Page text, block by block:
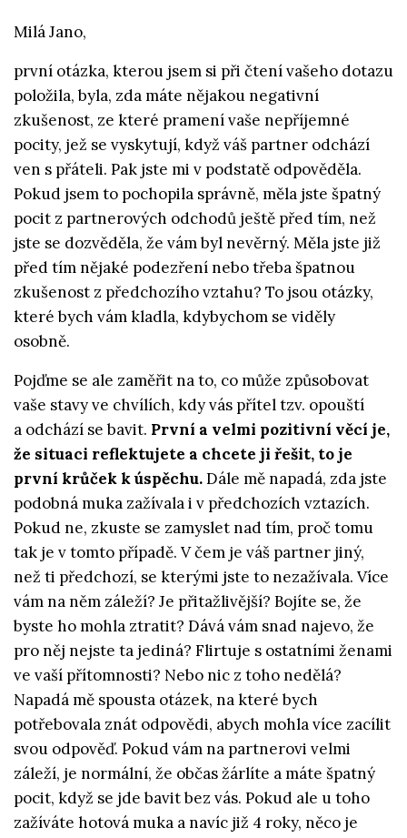
Milá Jano,
první otázka, kterou jsem si při čtení vašeho dotazu
položila, byla, zda máte nějakou negativní
zkušenost, ze které pramení vaše nepříjemné
pocity, jež se vyskytují, když váš partner odchází
ven s přáteli. Pak jste mi v podstatě odpověděla.
Pokud jsem to pochopila správně, měla jste špatný
pocit z partnerových odchodů ještě před tím, než
jste se dozvěděla, že vám byl nevěrný. Měla jste již
před tím nějaké podezření nebo třeba špatnou
zkušenost z předchozího vztahu? To jsou otázky,
které bych vám kladla, kdybychom se viděly
osobně.
Pojďme se ale zaměřit na to, co může způsobovat
vaše stavy ve chvílích, kdy vás přítel tzv. opouští
a odchází se bavit. První a velmi pozitivní věcí je,
že situaci reflektujete a chcete ji řešit, to je
první krůček k úspěchu.Dále mě napadá, zda jste
podobná muka zažívala i v předchozích vztazích.
Pokud ne, zkuste se zamyslet nad tím, proč tomu
tak je v tomto případě. V čem je váš partner jiný,
než ti předchozí, se kterými jste to nezažívala. Více
vám na něm záleží? Je přitažlivější? Bojíte se, že
byste ho mohla ztratit? Dává vám snad najevo, že
pro něj nejste ta jediná? Flirtuje s ostatními ženami
ve vaší přítomnosti? Nebo nic z toho nedělá?
Napadá mě spousta otázek, na které bych
potřebovala znát odpovědi, abych mohla více zacílit
svou odpověď. Pokud vám na partnerovi velmi
záleží, je normální, že občas žárlíte a máte špatný
pocit, když se jde bavit bez vás. Pokud ale u toho
zažíváte hotová muka a navíc již 4 roky, něco je